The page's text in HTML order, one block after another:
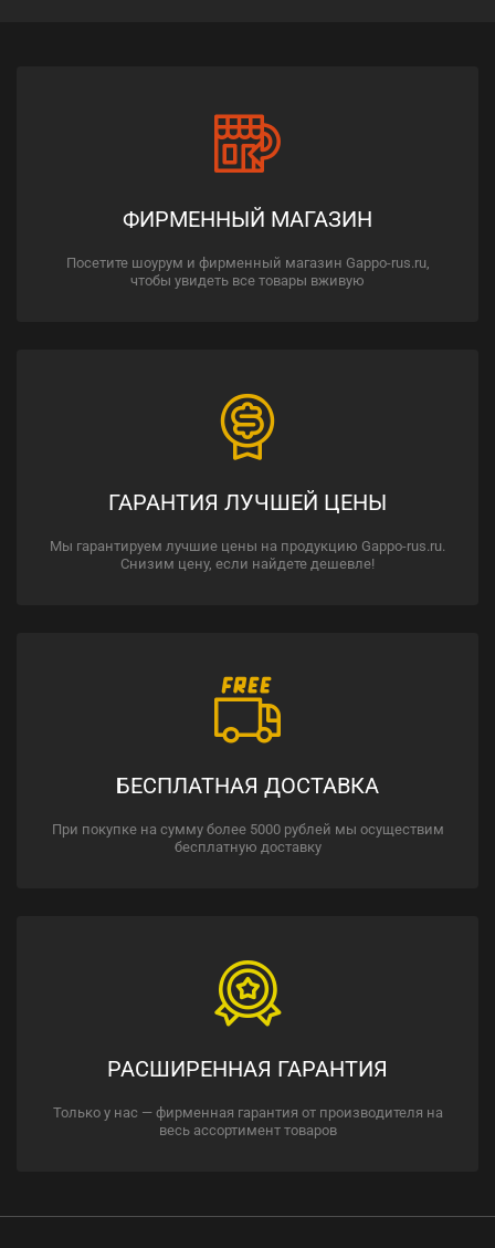
ФИРМЕННЫЙ МАГАЗИН
Посетите шоурум и фирменный магазин Gappo-rus.ru,
чтобы увидеть все товары вживую
ГАРАНТИЯ ЛУЧШЕЙ ЦЕНЫ
Мы гарантируем лучшие цены на продукцию Gappo-rus.ru.
Снизим цену, если найдете дешевле!
БЕСПЛАТНАЯ ДОСТАВКА
При покупке на сумму более 5000 рублей мы осуществим
бесплатную доставку
РАСШИРЕННАЯ ГАРАНТИЯ
Только у нас — фирменная гарантия от производителя на
весь ассортимент товаров